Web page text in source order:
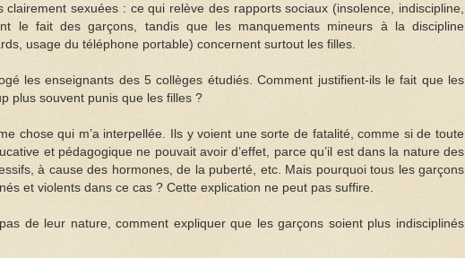
clairement sexuées : ce qui relève des rapports sociaux (insolence, indiscipline,
le fait des garçons, tandis que les manquements mineurs à la discipline
usage du téléphone portable) concernent surtout les filles.
les enseignants des 5 collèges étudiés. Comment justifient-ils le fait que les
plus souvent punis que les filles ?
chose qui m’a interpellée. Ils y voient une sorte de fatalité, comme si de toute
et pédagogique ne pouvait avoir d’effet, parce qu’il est dans la nature des
à cause des hormones, de la puberté, etc. Mais pourquoi tous les garçons
et violents dans ce cas ? Cette explication ne peut pas suffire.
de leur nature, comment expliquer que les garçons soient plus indisciplinés